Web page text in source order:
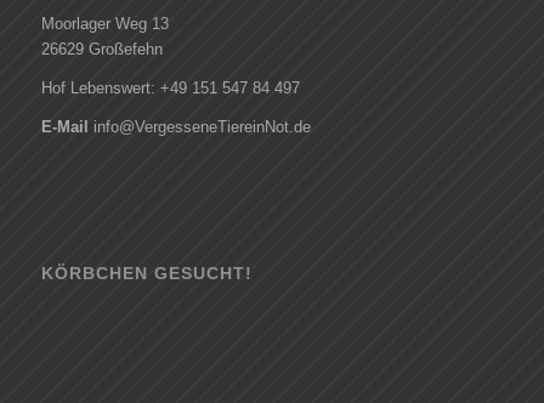
Moorlager Weg 13
26629 Großefehn
Hof Lebenswert: +49 151 547 84 497
E-Mail info@VergesseneTiereinNot.de
KÖRBCHEN GESUCHT!